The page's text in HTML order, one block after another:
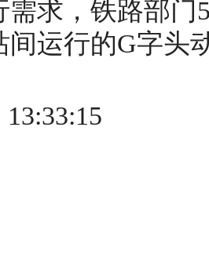
需求，铁路部门
间运行的G字头
13:33:15